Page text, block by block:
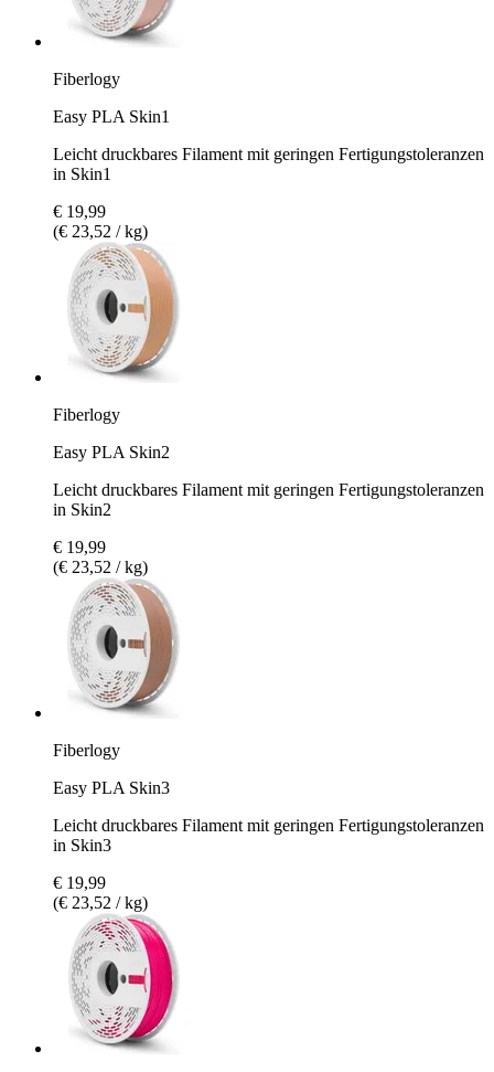
Fiberlogy
Easy PLA Skin1
Leicht druckbares Filament mit geringen Fertigungstoleranzen
in Skin1
€ 19,99
(€ 23,52 / kg)
Fiberlogy
Easy PLA Skin2
Leicht druckbares Filament mit geringen Fertigungstoleranzen
in Skin2
€ 19,99
(€ 23,52 / kg)
Fiberlogy
Easy PLA Skin3
Leicht druckbares Filament mit geringen Fertigungstoleranzen
in Skin3
€ 19,99
(€ 23,52 / kg)